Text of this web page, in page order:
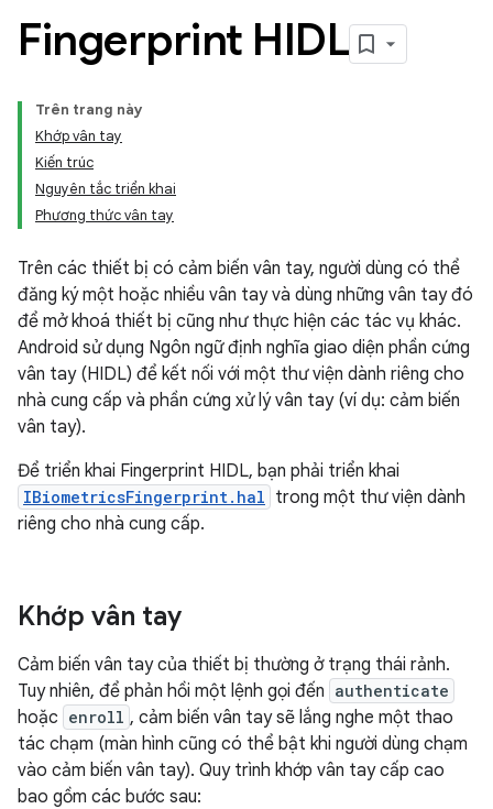
Fingerprint HIDL
Trên trang này
Khớp vân tay
Kiến trúc
Nguyên tắc triển khai
Phương thức vân tay
Trên các thiết bị có cảm biến vân tay, người dùng có thể
đăng ký một hoặc nhiều vân tay và dùng những vân tay đó
để mở khoá thiết bị cũng như thực hiện các tác vụ khác.
Android sử dụng Ngôn ngữ định nghĩa giao diện phần cứng
vân tay (HIDL) để kết nối với một thư viện dành riêng cho
nhà cung cấp và phần cứng xử lý vân tay (ví dụ: cảm biến
vân tay).
Để triển khai Fingerprint HIDL, bạn phải triển khai
IBiometricsFingerprint.hal trong một thư viện dành
riêng cho nhà cung cấp.
Khớp vân tay
Cảm biến vân tay của thiết bị thường ở trạng thái rảnh.
Tuy nhiên, để phản hồi một lệnh gọi đến authenticate
hoặc enroll , cảm biến vân tay sẽ lắng nghe một thao
tác chạm (màn hình cũng có thể bật khi người dùng chạm
vào cảm biến vân tay). Quy trình khớp vân tay cấp cao
bao gồm các bước sau: